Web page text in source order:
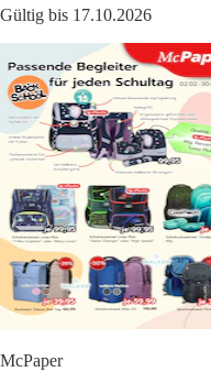
Gültig bis 17.10.2026
McPaper